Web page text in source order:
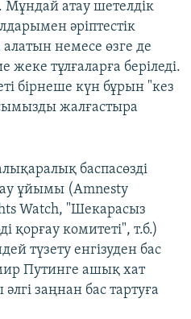
Мұндай атау шетелдік
әріптестік
немесе өзге де
тұлғаларға беріледі.
бірнеше күн бұрын "кез
жалғастыра
баспасөзді
ұйымы (Amnesty
Watch, "Шекарасыз
қорғау комитеті", т.б.)
түзету енгізуден бас
Путинге ашық хат
заңнан бас тартуға